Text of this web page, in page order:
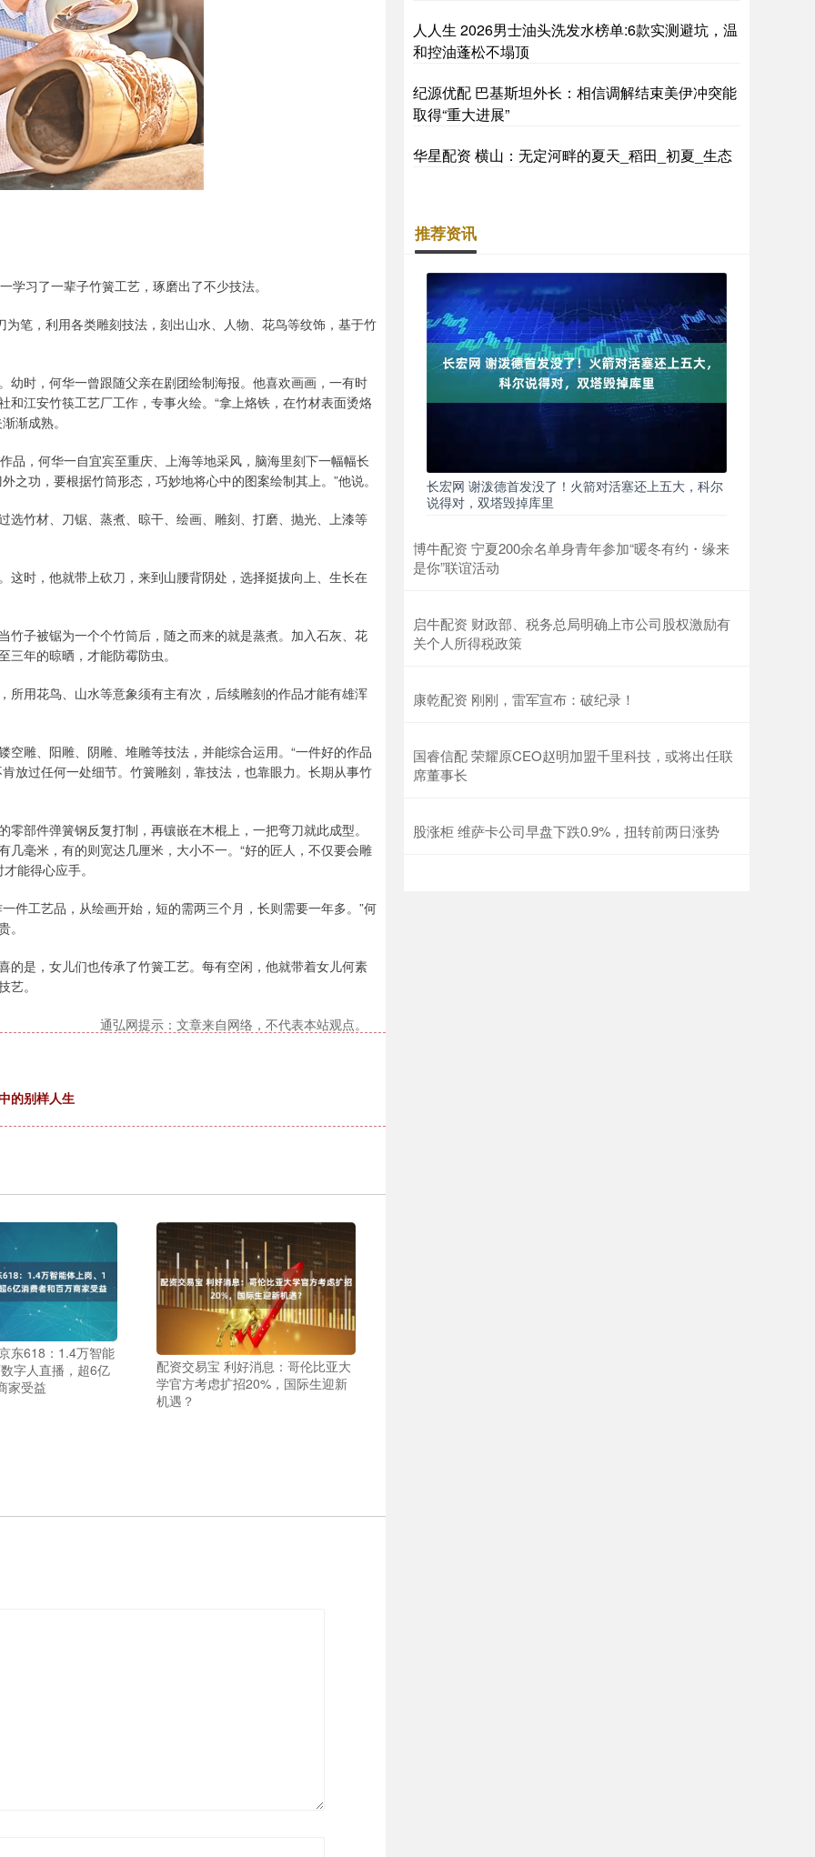
习了一辈子竹簧工艺，琢磨出了不少技法。
笔，利用各类雕刻技法，刻出山水、人物、花鸟等纹饰，基于竹
时，何华一曾跟随父亲在剧团绘制海报。他喜欢画画，一有时
江安竹筷工艺厂工作，专事火绘。“拿上烙铁，在竹材表面烫烙
渐成熟。
品，何华一自宜宾至重庆、上海等地采风，脑海里刻下一幅幅长
之功，要根据竹筒形态，巧妙地将心中的图案绘制其上。”他说。
竹材、刀锯、蒸煮、晾干、绘画、雕刻、打磨、抛光、上漆等
时，他就带上砍刀，来到山腰背阴处，选择挺拔向上、生长在
子被锯为一个个竹筒后，随之而来的就是蒸煮。加入石灰、花
年的晾晒，才能防霉防虫。
用花鸟、山水等意象须有主有次，后续雕刻的作品才能有雄浑
雕、阳雕、阴雕、堆雕等技法，并能综合运用。“一件好的作品
放过任何一处细节。竹簧雕刻，靠技法，也靠眼力。长期从事竹
部件弹簧钢反复打制，再镶嵌在木棍上，一把弯刀就此成型。
毫米，有的则宽达几厘米，大小不一。“好的匠人，不仅要会雕
能得心应手。
件工艺品，从绘画开始，短的需两三个月，长则需要一年多。”何
是，女儿们也传承了竹簧工艺。每有空闲，他就带着女儿何素
。
通弘网提示：文章来自网络，不代表本站观点。
的别样人生
东618：1.4万智能
字人直播，超6亿
家受益
配资交易宝 利好消息：哥伦比亚大
学官方考虑扩招20%，国际生迎新
机遇？
人人生 2026男士油头洗发水榜单:6款实测避坑，温
和控油蓬松不塌顶
纪源优配 巴基斯坦外长：相信调解结束美伊冲突能
取得“重大进展”
华星配资 横山：无定河畔的夏天_稻田_初夏_生态
推荐资讯
长宏网 谢泼德首发没了！火箭对活塞还上五大，科尔
说得对，双塔毁掉库里
博牛配资 宁夏200余名单身青年参加“暖冬有约・缘来
是你”联谊活动
启牛配资 财政部、税务总局明确上市公司股权激励有
关个人所得税政策
康乾配资 刚刚，雷军宣布：破纪录！
国睿信配 荣耀原CEO赵明加盟千里科技，或将出任联
席董事长
股涨柜 维萨卡公司早盘下跌0.9%，扭转前两日涨势